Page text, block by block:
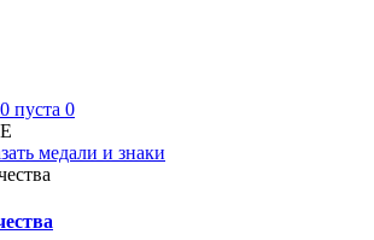
0 пуста 0
медали и знаки